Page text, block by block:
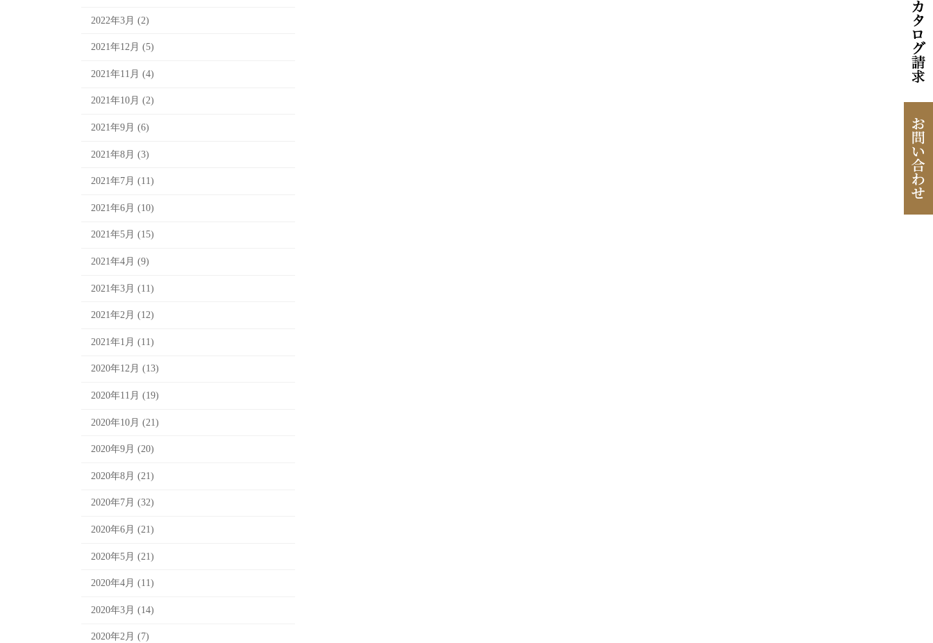
2022年3月 (2)
2021年12月 (5)
2021年11月 (4)
2021年10月 (2)
2021年9月 (6)
2021年8月 (3)
2021年7月 (11)
2021年6月 (10)
2021年5月 (15)
2021年4月 (9)
2021年3月 (11)
2021年2月 (12)
2021年1月 (11)
2020年12月 (13)
2020年11月 (19)
2020年10月 (21)
2020年9月 (20)
2020年8月 (21)
2020年7月 (32)
2020年6月 (21)
2020年5月 (21)
2020年4月 (11)
2020年3月 (14)
2020年2月 (7)